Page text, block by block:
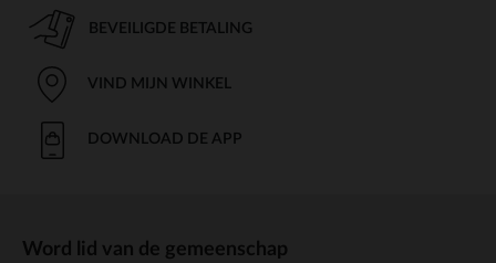
BEVEILIGDE BETALING
VIND MIJN WINKEL
DOWNLOAD DE APP
Word lid van de gemeenschap